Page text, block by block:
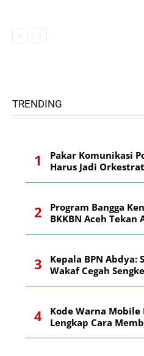
TRENDING
Pakar Komunikasi
Harus Jadi
Program Bangga
BKKBN Aceh Tekan
Kepala BPN Abdya:
Wakaf Cegah
Kode Warna Mobile
Lengkap Cara